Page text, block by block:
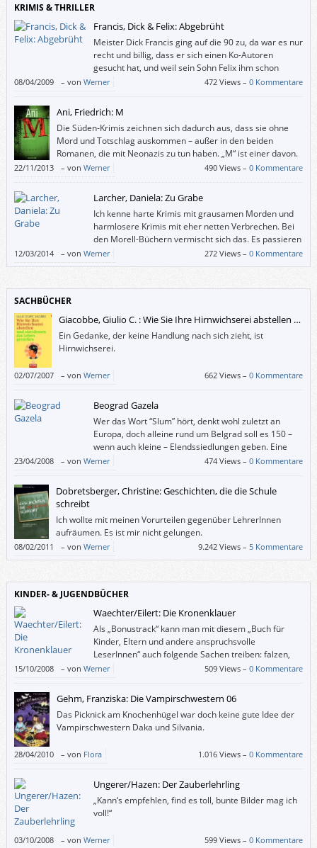
KRIMIS & THRILLER
Francis, Dick & Felix: Abgebrüht
Meister Dick Francis ging auf die 90 zu, da war es nur
recht und billig, dass er sich einen Ko-Autoren
gesucht hat, und weil sein Sohn Felix ihm schon
längst beim Recherchieren geholfen hatte, durfte er
bei „Abgebrüht“ (und beim noch nicht auf Deutsch erschienenen „Silks“)
auch mitschreiben.
08/04/2009 – von Werner 472 Views –0 Kommentare
Ani, Friedrich: M
Die Süden-Krimis zeichnen sich dadurch aus, dass sie ohne
Mord und Totschlag auskommen – außer in den beiden
Romanen, die mit Neonazis zu tun haben. „M“ ist einer davon.
22/11/2013 – von Werner 490 Views –0 Kommentare
Larcher, Daniela: Zu Grabe
Ich kenne harte Krimis mit grausamen Morden und
harmlosere Krimis mit eher netten Verbrechen. Bei
den Morell-Büchern vermischt sich das. Es passieren
schlimme Verbrechen und gleichzeitig sind die Krimis
sehr humorvoll.
12/03/2014 – von Werner 272 Views –0 Kommentare
SACHBÜCHER
Giacobbe, Giulio C. : Wie Sie Ihre Hirnwichserei abstellen …
Ein Gedanke, der keine Handlung nach sich zieht, ist
Hirnwichserei.
02/07/2007 – von Werner 662 Views –0 Kommentare
Beograd Gazela
Wer das Wort “Slum” hört, denkt wohl zuletzt an
Europa, doch alleine rund um Belgrad soll es 150 –
wenn auch kleine – Elendssiedlungen geben. Eine
davon, Beograd Gazela, kann man jetzt auf
ungewöhnliche Art und Weise kennen lernen.
23/04/2008 – von Werner 474 Views –0 Kommentare
Dobretsberger, Christine: Geschichten, die die Schule
schreibt
Ich wollte mit meinen Vorurteilen gegenüber LehrerInnen
aufräumen. Es ist mir nicht gelungen.
08/02/2011 – von Werner 9.242 Views – 5 Kommentare
KINDER- & JUGENDBÜCHER
Waechter/Eilert: Die Kronenklauer
Als „Bonustrack“ kann man mit diesem „Buch für
Kinder, Eltern und andere anspruchsvolle
LeserInnen“ auch folgende Sachen treiben: falzen,
raten, reimen, puzzlen, malen, singen und schneiden.
15/10/2008 – von Werner 509 Views –0 Kommentare
Gehm, Franziska: Die Vampirschwestern 06
Das Picknick am Knochenhügel war doch keine gute Idee der
Vampirschwestern Daka und Silvania.
28/04/2010 – von Flora 1.016 Views –0 Kommentare
Ungerer/Hazen: Der Zauberlehrling
„Kann‘s empfehlen, find es toll, bunte Bilder mag ich
voll!“
03/10/2008 – von Werner 599 Views –0 Kommentare